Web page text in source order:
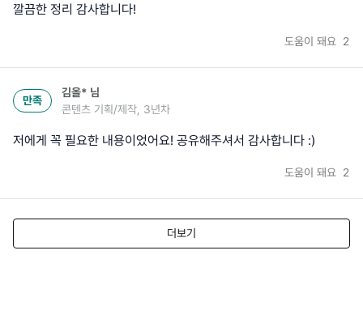
깔끔한 정리 감사합니다!
도움이 돼요 2
만족
김올* 님
콘텐츠 기획/제작, 3년차
저에게 꼭 필요한 내용이었어요! 공유해주셔서 감사합니다 :)
도움이 돼요 2
더보기